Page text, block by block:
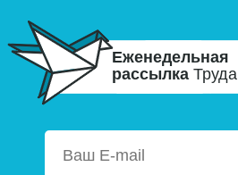
Еженедельная
рассылка Труда